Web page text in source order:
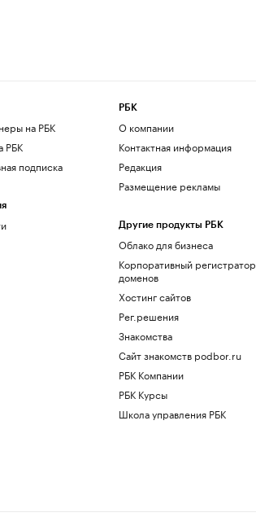
на РБК
РБК
подписка
РБК
О компании
Контактная информация
Редакция
Размещение рекламы
Другие продукты РБК
Облако для бизнеса
Корпоративный регистратор
доменов
Хостинг сайтов
Рег.решения
Знакомства
Сайт знакомств podbor.ru
РБК Компании
РБК Курсы
Школа управления РБК